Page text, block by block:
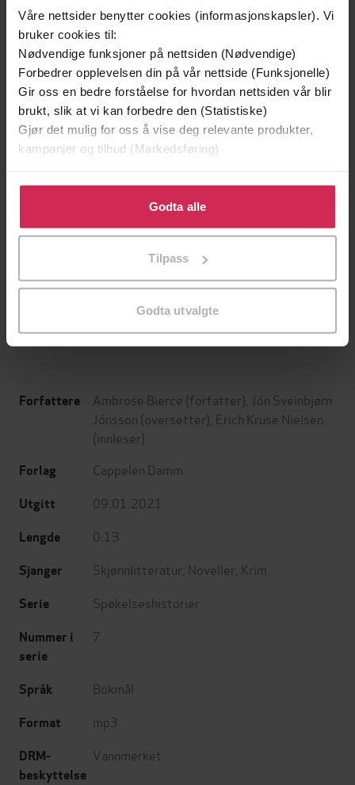
Våre nettsider benytter cookies (informasjonskapsler). Vi
bruker cookies til:
Nødvendige funksjoner på nettsiden (Nødvendige)
Forbedrer opplevelsen din på vår nettside (Funksjonelle)
Gir oss en bedre forståelse for hvordan nettsiden vår blir
brukt, slik at vi kan forbedre den (Statistiske)
Gjør det mulig for oss å vise deg relevante produkter,
kampanjer og tilbud (Markedsføring)
Klikk på «Godta alle» for å gi oss ditt samtykke til å
bruke cookies for alle disse formålene. Du kan også
tilpasse ditt samtykke til spesifikke formål ved å klikke
Godta alle
Tilpass
Godta utvalgte
Vinner av Bokhandlerprisen 2025
Vinner av Brageprisen 2025
Ufred
Åsne Seierstad
Premium
Et rikt menneske
Stian Hjelvin Andersen
Forfattere Ambrose Bierce (forfatter), Jón Sveinbjørn
Jónsson (oversetter), Erich Kruse Nielsen
(innleser)
Forlag Cappelen Damm
Utgitt 09.01.2021
Lengde 0:13
Sjanger Skjønnlitteratur Noveller Krim
Serie Spøkelseshistorier
Nummer i
serie
7
Språk Bokmål
Format mp3
DRM-
beskyttelse
Vannmerket